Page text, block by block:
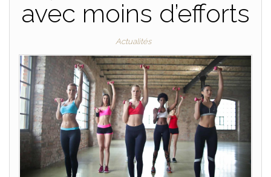
avec moins d’efforts
Actualités